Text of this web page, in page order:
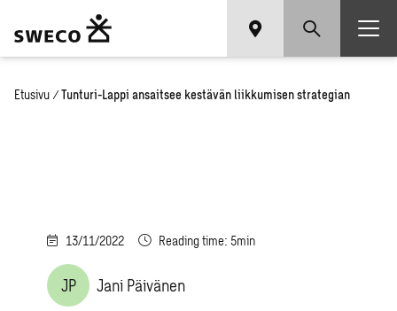
Etusivu / Tunturi-Lappi ansaitsee kestävän liikkumisen strategian
13/11/2022 Reading time: 5min
JP Jani Päivänen